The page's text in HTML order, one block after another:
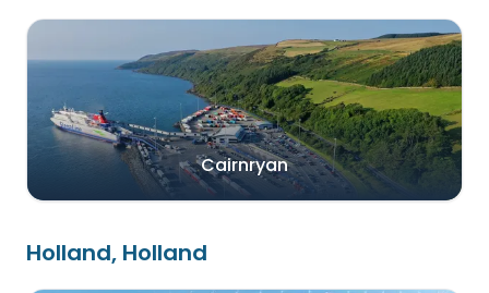
Cairnryan
Holland, Holland